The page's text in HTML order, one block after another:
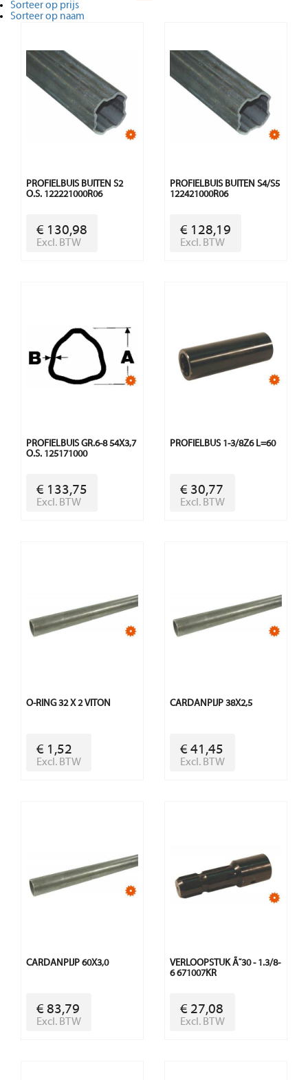
Sorteer op prijs
Sorteer op naam
PROFIELBUIS BUITEN S2
O.S. 122221000R06
€ 130,98
Excl. BTW
PROFIELBUIS BUITEN S4/S5
122421000R06
€ 128,19
Excl. BTW
PROFIELBUIS GR.6-8 54X3,7
O.S. 125171000
€ 133,75
Excl. BTW
PROFIELBUS 1-3/8Z6 L=60
€ 30,77
Excl. BTW
O-RING 32 X 2 VITON
€ 1,52
Excl. BTW
CARDANPIJP 38X2,5
€ 41,45
Excl. BTW
CARDANPIJP 60X3,0
€ 83,79
Excl. BTW
VERLOOPSTUK Ã˜30 - 1.3/8-
6 671007KR
€ 27,08
Excl. BTW